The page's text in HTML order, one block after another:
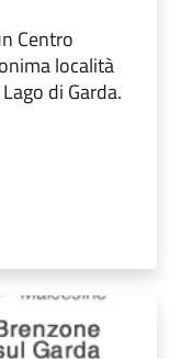
Centro
località
di Garda.